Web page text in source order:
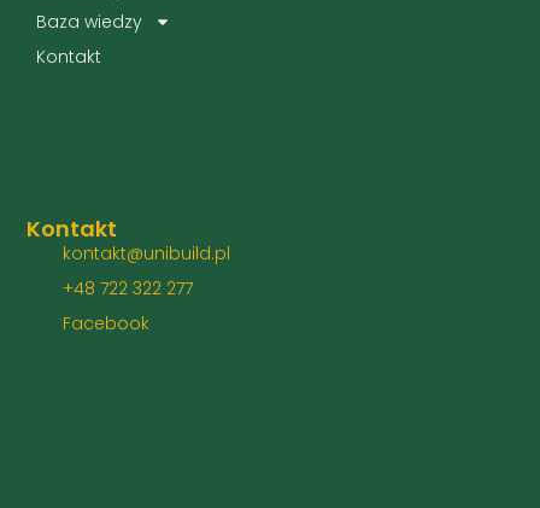
Baza wiedzy
Kontakt
Kontakt
kontakt@unibuild.pl
+48 722 322 277
Facebook